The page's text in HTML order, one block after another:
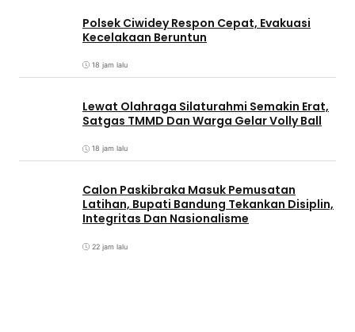
Polsek Ciwidey Respon Cepat, Evakuasi
Kecelakaan Beruntun
18 jam lalu
Lewat Olahraga Silaturahmi Semakin Erat,
Satgas TMMD Dan Warga Gelar Volly Ball
18 jam lalu
Calon Paskibraka Masuk Pemusatan
Latihan, Bupati Bandung Tekankan Disiplin,
Integritas Dan Nasionalisme
22 jam lalu